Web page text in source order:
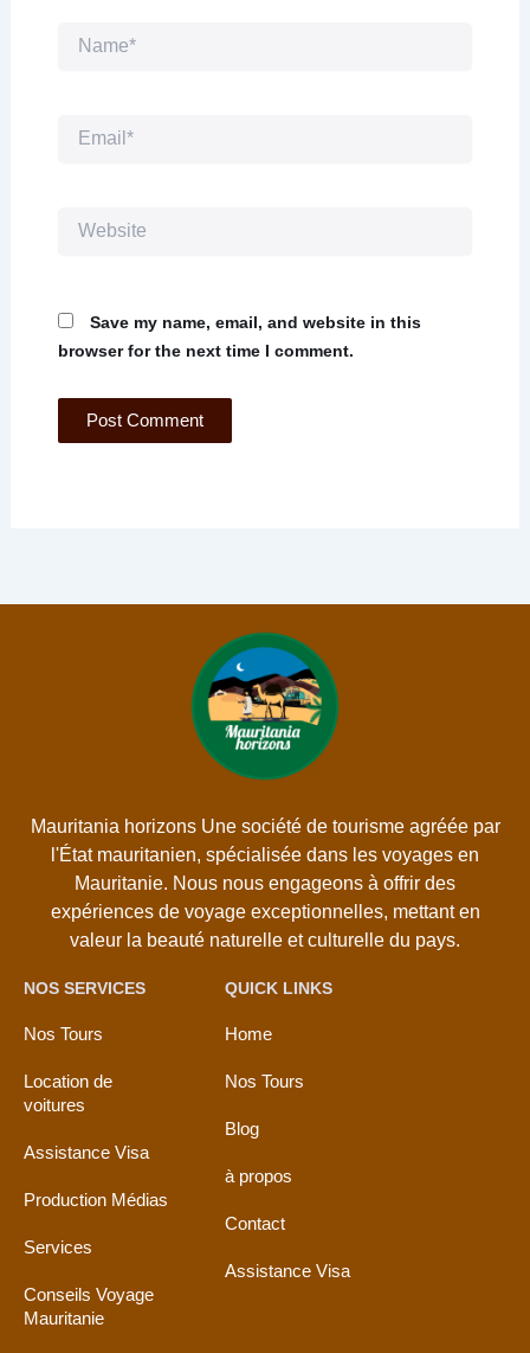
Save my name, email, and website in this
browser for the next time I comment.
Mauritania horizons Une société de tourisme agréée par
l'État mauritanien, spécialisée dans les voyages en
Mauritanie. Nous nous engageons à offrir des
expériences de voyage exceptionnelles, mettant en
valeur la beauté naturelle et culturelle du pays.
NOS SERVICES
Nos Tours
Location de
voitures
Assistance Visa
Production Médias
Services
Conseils Voyage
Mauritanie
QUICK LINKS
Home
Nos Tours
Blog
à propos
Contact
Assistance Visa